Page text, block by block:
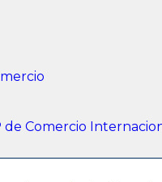
Comercio